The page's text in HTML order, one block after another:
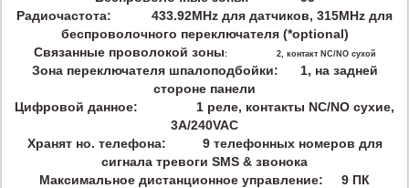
Радиочастота: 433.92MHz для датчиков, 315MHz для
беспроволочного переключателя (*optional)
Связанные проволокой зоны: 2, контакт NC/NO сухой
Зона переключателя шпалоподбойки: 1, на задней
стороне панели
Цифровой данное: 1 реле, контакты NC/NO сухие,
3A/240VAC
Хранят но. телефона: 9 телефонных номеров для
сигнала тревоги SMS & звонока
Максимальное дистанционное управление: 9 ПК